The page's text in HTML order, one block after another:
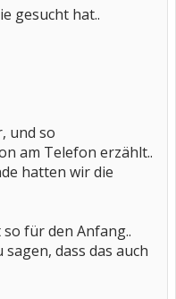
gesucht hat..
und so
am Telefon erzählt..
hatten wir die
für den Anfang..
dass das auch